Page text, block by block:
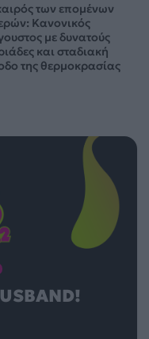
των επομένων
Κανονικός
με δυνατούς
και σταδιακή
της θερμοκρασίας